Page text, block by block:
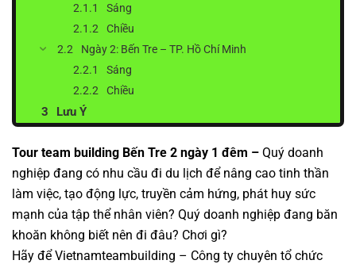
Sáng
Chiều
Ngày 2: Bến Tre – TP. Hồ Chí Minh
Sáng
Chiều
Lưu Ý
Tour team building Bến Tre 2 ngày 1 đêm – Quý doanh
nghiệp đang có nhu cầu đi du lịch để nâng cao tinh thần
làm việc, tạo động lực, truyền cảm hứng, phát huy sức
mạnh của tập thể nhân viên? Quý doanh nghiệp đang băn
khoăn không biết nên đi đâu? Chơi gì?
Hãy đểVietnamteambuilding – Công ty chuyên tổ chức